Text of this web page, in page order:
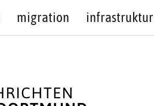
migration infrastruktur